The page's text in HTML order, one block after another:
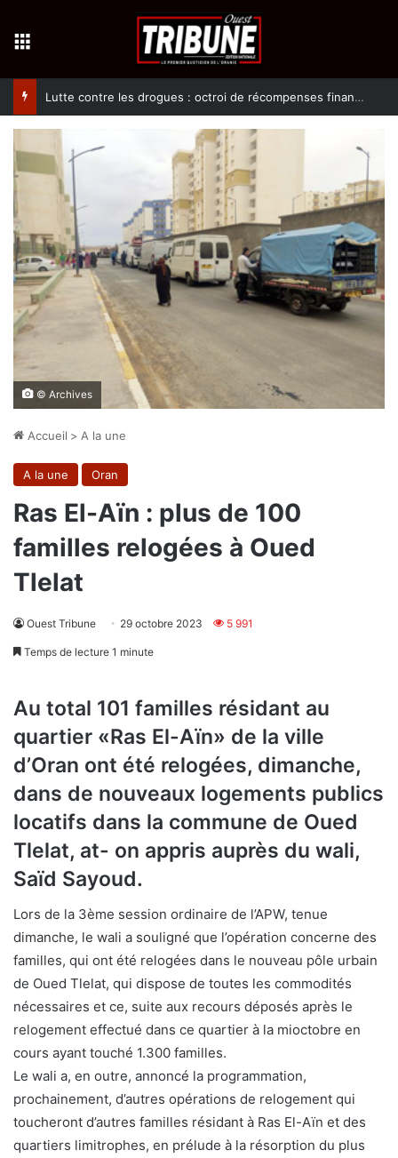
Lutte contre les drogues : octroi de récompenses financières aux dénonciateurs de trafiquants
© Archives
Accueil > A la une
A la une Oran
Ras El-Aïn : plus de 100
familles relogées à Oued
Tlelat
Ouest Tribune 29 octobre 2023 5 991
Temps de lecture 1 minute
Au total 101 familles résidant au
quartier «Ras El-Aïn» de la ville
d’Oran ont été relogées, dimanche,
dans de nouveaux logements publics
locatifs dans la commune de Oued
Tlelat, at- on appris auprès du wali,
Saïd Sayoud.
Lors de la 3ème session ordinaire de l’APW, tenue
dimanche, le wali a souligné que l’opération concerne des
familles, qui ont été relogées dans le nouveau pôle urbain
de Oued Tlelat, qui dispose de toutes les commodités
nécessaires et ce, suite aux recours déposés après le
relogement effectué dans ce quartier à la mioctobre en
cours ayant touché 1.300 familles.
Le wali a, en outre, annoncé la programmation,
prochainement, d’autres opérations de relogement qui
toucheront d’autres familles résidant à Ras El-Aïn et des
quartiers limitrophes, en prélude à la résorption du plus